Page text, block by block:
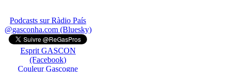
Podcasts sur Ràdio País
@gasconha.com (Bluesky)
Esprit GASCON
(Facebook)
Couleur Gascogne